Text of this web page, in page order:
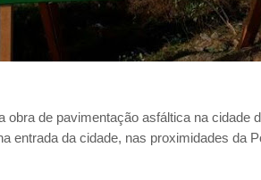
obra de pavimentação asfáltica na cidade
entrada da cidade, nas proximidades da